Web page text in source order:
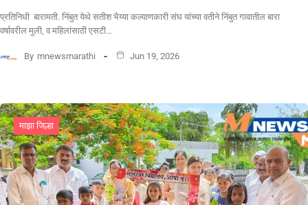
प्रतिनिधी बारामती. निंबुत येथे सतीश भैय्या कल्याणकारी संघ यांच्या वतीने निंबुत गावातील बारा
वर्षावरील मुली, व महिलांसाठी एसटी…
By mnewsmarathi Jun 19, 2026
माझा जिल्हा